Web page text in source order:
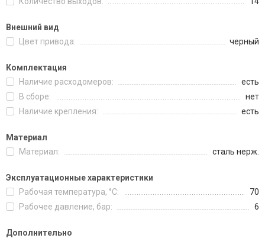
Внешний вид
Цвет привода:
черный
Комплектация
Наличие расходомеров:
есть
В сборе:
нет
Наличие крепления:
есть
Материал
Материал:
сталь нерж.
Эксплуатационные характеристики
Рабочая температура, °C:
70
Рабочее давление, бар:
6
Дополнительно